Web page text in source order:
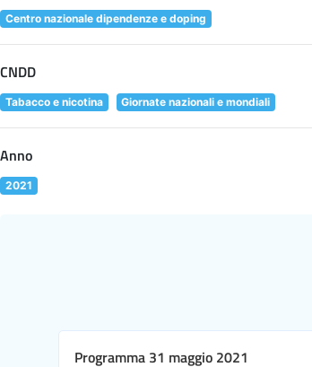
Centro nazionale dipendenze e doping
CNDD
Tabacco e nicotina Giornate nazionali e mondiali
Anno
2021
Programma 31 maggio 2021